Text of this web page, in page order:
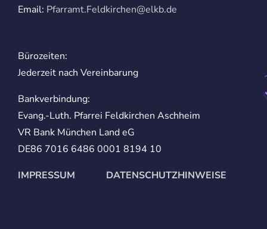
Email: Pfarramt.Feldkirchen@elkb.de
Bürozeiten:
Jederzeit nach Vereinbarung
Bankverbindung:
Evang.-Luth. Pfarrei Feldkirchen Aschheim
VR Bank München Land eG
DE86 7016 6486 0001 8194 10
IMPRESSUM
DATENSCHUTZHINWEISE